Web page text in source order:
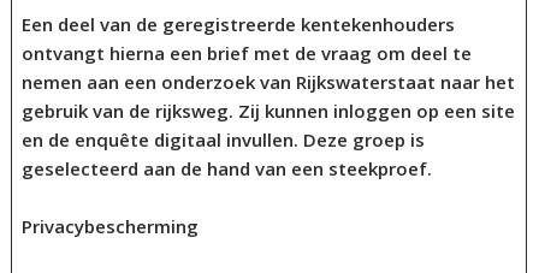
Een deel van de geregistreerde kentekenhouders
ontvangt hierna een brief met de vraag om deel te
nemen aan een onderzoek van Rijkswaterstaat naar het
gebruik van de rijksweg. Zij kunnen inloggen op een site
en de enquête digitaal invullen. Deze groep is
geselecteerd aan de hand van een steekproef.
Privacybescherming